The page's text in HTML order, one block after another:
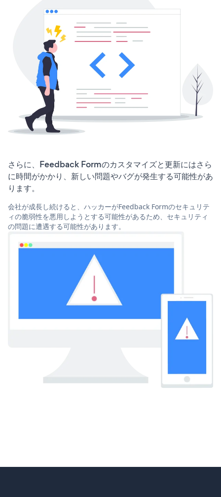
さらに、Feedback Formのカスタマイズと更新にはさら
に時間がかかり、新しい問題やバグが発生する可能性があ
ります。
会社が成長し続けると、ハッカーがFeedback Formのセキュリテ
ィの脆弱性を悪用しようとする可能性があるため、セキュリティ
の問題に遭遇する可能性があります。